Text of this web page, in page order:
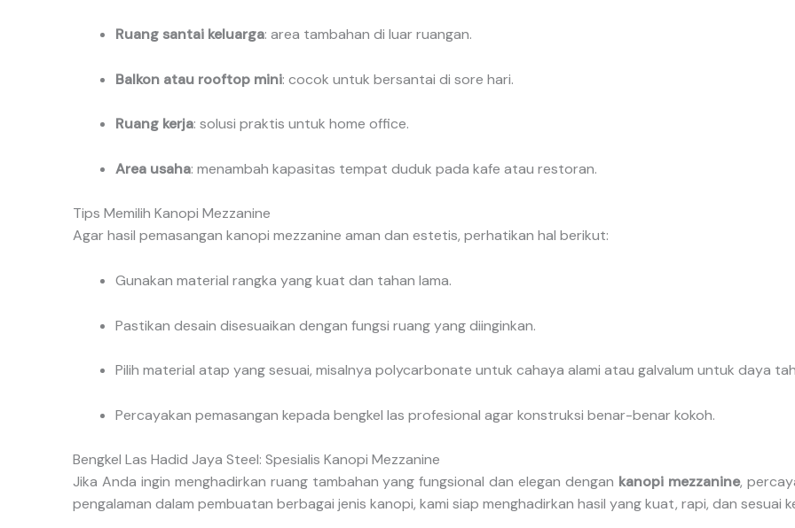
Ruang santai keluarga: area tambahan di luar ruangan.
Balkon atau rooftop mini: cocok untuk bersantai di sore hari.
Ruang kerja: solusi praktis untuk home office.
Area usaha: menambah kapasitas tempat duduk pada kafe atau restoran.
Tips Memilih Kanopi Mezzanine
Agar hasil pemasangan kanopi mezzanine aman dan estetis, perhatikan hal berikut:
Gunakan material rangka yang kuat dan tahan lama.
Pastikan desain disesuaikan dengan fungsi ruang yang diinginkan.
Pilih material atap yang sesuai, misalnya polycarbonate untuk cahaya alami atau galvalum untuk daya
Percayakan pemasangan kepada bengkel las profesional agar konstruksi benar-benar kokoh.
Bengkel Las Hadid Jaya Steel: Spesialis Kanopi Mezzanine
Jika Anda ingin menghadirkan ruang tambahan yang fungsional dan elegan dengan kanopi mezzanine,
pengalaman dalam pembuatan berbagai jenis kanopi, kami siap menghadirkan hasil yang kuat, rapi, dan sesuai